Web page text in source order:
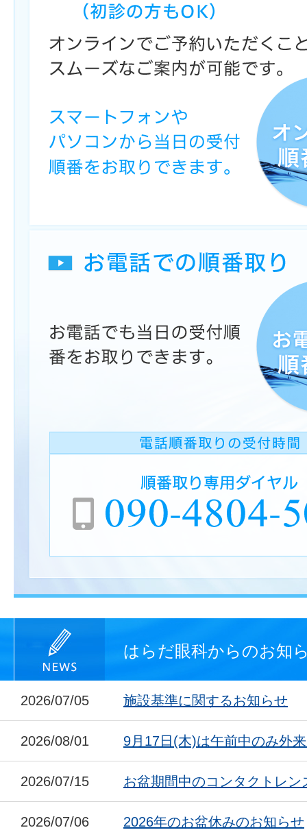
はらだ眼科からのお知
2026/07/05 施設基準に関するお知らせ
2026/08/01 9月17日(木)は午前中のみ外
2026/07/15 お盆期間中のコンタクトレン
2026/07/06 2026年のお盆休みのお知らせ